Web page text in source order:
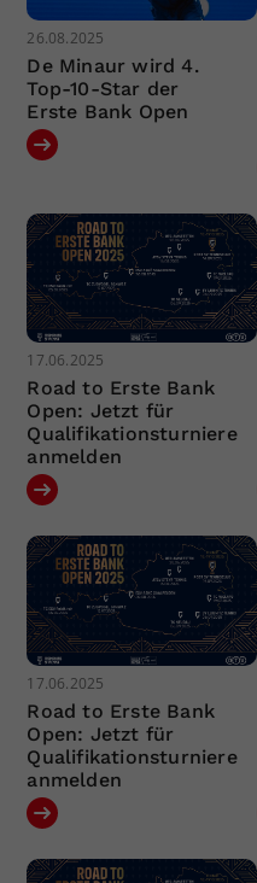
26.08.2025
De Minaur wird 4.
Top-10-Star der
Erste Bank Open
17.06.2025
Road to Erste Bank
Open: Jetzt für
Qualifikationsturniere
anmelden
17.06.2025
Road to Erste Bank
Open: Jetzt für
Qualifikationsturniere
anmelden